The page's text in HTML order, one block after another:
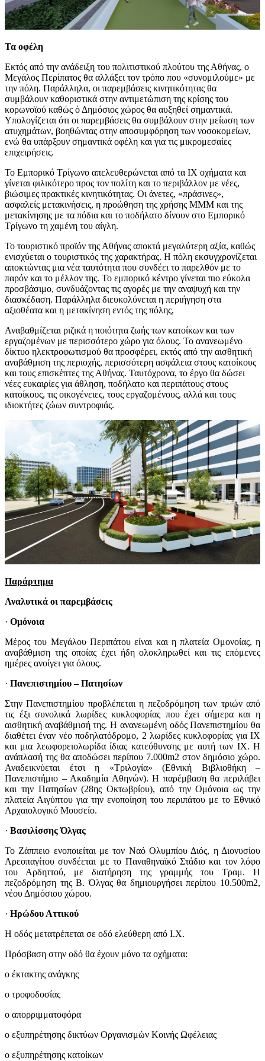
Τα οφέλη
Εκτός από την ανάδειξη του πολιτιστικού πλούτου της Αθήνας, ο
Μεγάλος Περίπατος θα αλλάξει τον τρόπο που «συνομιλούμε» με
την πόλη. Παράλληλα, οι παρεμβάσεις κινητικότητας θα
συμβάλουν καθοριστικά στην αντιμετώπιση της κρίσης του
κορωνοϊού καθώς ό Δημόσιος χώρος θα αυξηθεί σημαντικά.
Υπολογίζεται ότι οι παρεμβάσεις θα συμβάλουν στην μείωση των
ατυχημάτων, βοηθώντας στην αποσυμφόρηση των νοσοκομείων,
ενώ θα υπάρξουν σημαντικά οφέλη και για τις μικρομεσαίες
επιχειρήσεις.
Το Εμπορικό Τρίγωνο απελευθερώνεται από τα ΙΧ οχήματα και
γίνεται φιλικότερο προς τον πολίτη και το περιβάλλον με νέες,
βιώσιμες πρακτικές κινητικότητας. Οι άνετες, «πράσινες»,
ασφαλείς μετακινήσεις, η προώθηση της χρήσης ΜΜΜ και της
μετακίνησης με τα πόδια και το ποδήλατο δίνουν στο Εμπορικό
Τρίγωνο τη χαμένη του αίγλη.
Το τουριστικό προϊόν της Αθήνας αποκτά μεγαλύτερη αξία, καθώς
ενισχύεται ο τουριστικός της χαρακτήρας. Η πόλη εκσυγχρονίζεται
αποκτώντας μια νέα ταυτότητα που συνδέει το παρελθόν με το
παρόν και το μέλλον της. Το εμπορικό κέντρο γίνεται πιο εύκολα
προσβάσιμο, συνδυάζοντας τις αγορές με την αναψυχή και την
διασκέδαση. Παράλληλα διευκολύνεται η περιήγηση στα
αξιοθέατα και η μετακίνηση εντός της πόλης,
Αναβαθμίζεται ριζικά η ποιότητα ζωής των κατοίκων και των
εργαζομένων με περισσότερο χώρο για όλους. Το ανανεωμένο
δίκτυο ηλεκτροφωτισμού θα προσφέρει, εκτός από την αισθητική
αναβάθμιση της περιοχής, περισσότερη ασφάλεια στους κατοίκους
και τους επισκέπτες της Αθήνας. Ταυτόχρονα, το έργο θα δώσει
νέες ευκαιρίες για άθληση, ποδήλατο και περιπάτους στους
κατοίκους, τις οικογένειες, τους εργαζομένους, αλλά και τους
ιδιοκτήτες ζώων συντροφιάς.
Παράρτημα
Αναλυτικά οι παρεμβάσεις
· Ομόνοια
Μέρος του Μεγάλου Περιπάτου είναι και η πλατεία Ομονοίας, η
αναβάθμιση της οποίας έχει ήδη ολοκληρωθεί και τις επόμενες
ημέρες ανοίγει για όλους.
· Πανεπιστημίου – Πατησίων
Στην Πανεπιστημίου προβλέπεται η πεζοδρόμηση των τριών από
τις έξι συνολικά λωρίδες κυκλοφορίας που έχει σήμερα και η
αισθητική αναβάθμισή της. Η ανανεωμένη οδός Πανεπιστημίου θα
διαθέτει έναν νέο ποδηλατόδρομο, 2 λωρίδες κυκλοφορίας για ΙΧ
και μια λεωφορειολωρίδα ίδιας κατεύθυνσης με αυτή των ΙΧ. Η
ανάπλασή της θα αποδώσει περίπου 7.000m2 στον δημόσιο χώρο.
Αναδεικνύεται έτσι η «Τριλογία» (Εθνική Βιβλιοθήκη –
Πανεπιστήμιο – Ακαδημία Αθηνών). Η παρέμβαση θα περιλάβει
και την Πατησίων (28ης Οκτωβρίου), από την Ομόνοια ως την
πλατεία Αιγύπτου για την ενοποίηση του περιπάτου με το Εθνικό
Αρχαιολογικό Μουσείο.
· Βασιλίσσης Όλγας
Το Ζάππειο ενοποιείται με τον Ναό Ολυμπίου Διός, η Διονυσίου
Αρεοπαγίτου συνδέεται με το Παναθηναϊκό Στάδιο και τον λόφο
του Αρδηττού, με διατήρηση της γραμμής του Τραμ. Η
πεζοδρόμηση της Β. Όλγας θα δημιουργήσει περίπου 10.500m2,
νέου Δημόσιου χώρου.
· Ηρώδου Αττικού
Η οδός μετατρέπεται σε οδό ελεύθερη από Ι.Χ.
Πρόσβαση στην οδό θα έχουν μόνο τα οχήματα:
o έκτακτης ανάγκης
o τροφοδοσίας
o απορριμματοφόρα
o εξυπηρέτησης δικτύων Οργανισμών Κοινής Ωφέλειας
o εξυπηρέτησης κατοίκων